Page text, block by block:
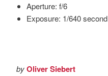
Aperture: f/6
Exposure: 1/640 second
byOliver Siebert